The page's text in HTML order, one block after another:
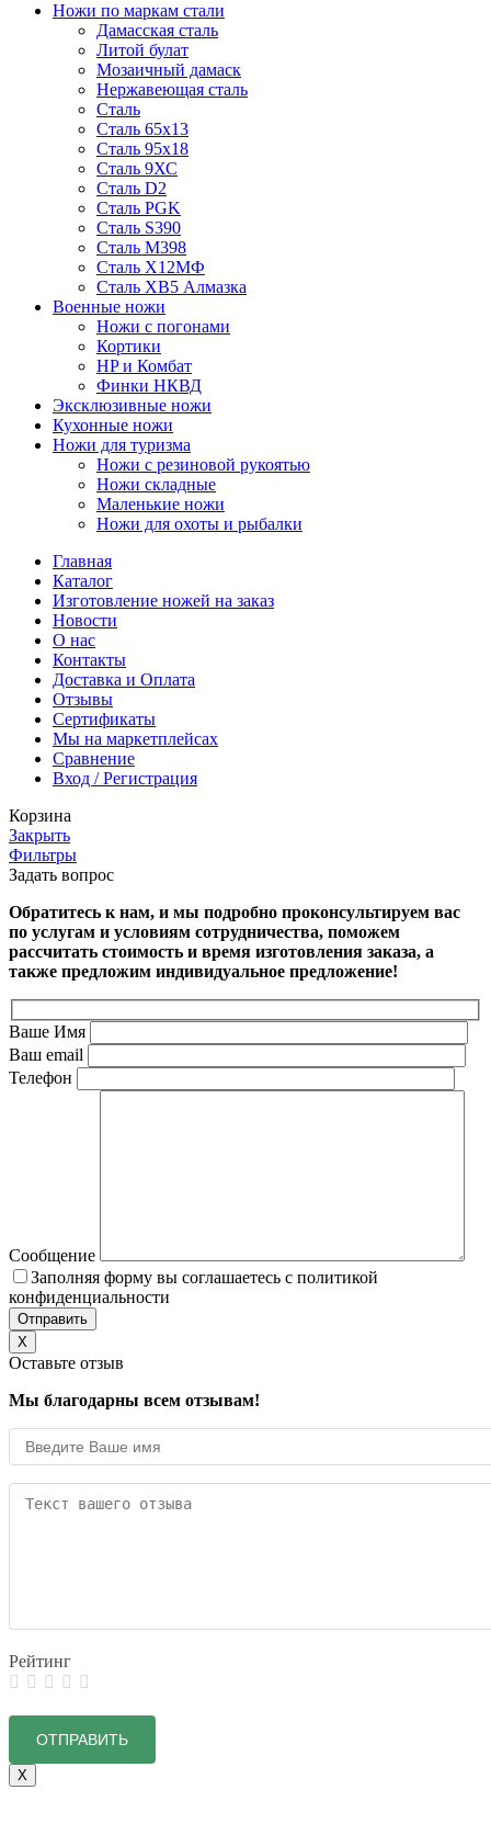
Ножи по маркам стали
Дамасская сталь
Литой булат
Мозаичный дамаск
Нержавеющая сталь
Сталь
Сталь 65х13
Сталь 95х18
Сталь 9ХС
Сталь D2
Сталь PGK
Сталь S390
Сталь M398
Сталь Х12МФ
Сталь ХВ5 Алмазка
Военные ножи
Ножи с погонами
Кортики
HP и Комбат
Финки НКВД
Эксклюзивные ножи
Кухонные ножи
Ножи для туризма
Ножи с резиновой рукоятью
Ножи складные
Маленькие ножи
Ножи для охоты и рыбалки
Главная
Каталог
Изготовление ножей на заказ
Новости
О нас
Контакты
Доставка и Оплата
Отзывы
Сертификаты
Мы на маркетплейсах
Сравнение
Вход / Регистрация
Корзина
Закрыть
Фильтры
Задать вопрос
Обратитесь к нам, и мы подробно проконсультируем вас
по услугам и условиям сотрудничества, поможем
рассчитать стоимость и время изготовления заказа, а
также предложим индивидуальное предложение!
Ваше Имя
Ваш email
Телефон
Сообщение
Заполняя форму вы соглашаетесь с политикой
конфиденциальности
X
Оставьте отзыв
Мы благодарны всем отзывам!
Рейтинг
X